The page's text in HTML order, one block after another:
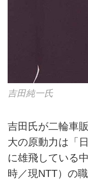
吉田純一氏
吉田氏が二輪車
大の原動力は「
に雄飛している
時／現NTT）の